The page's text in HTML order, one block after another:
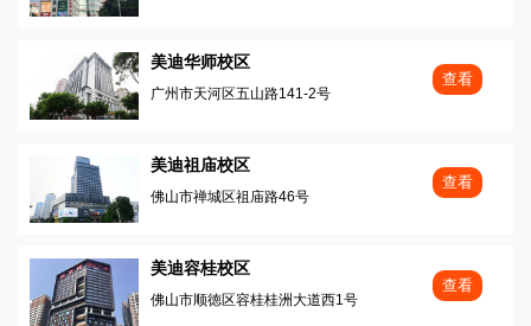
美迪华师校区
广州市天河区五山路141-2号
查看
美迪祖庙校区
佛山市禅城区祖庙路46号
查看
美迪容桂校区
佛山市顺徳区容桂桂洲大道西1号
查看